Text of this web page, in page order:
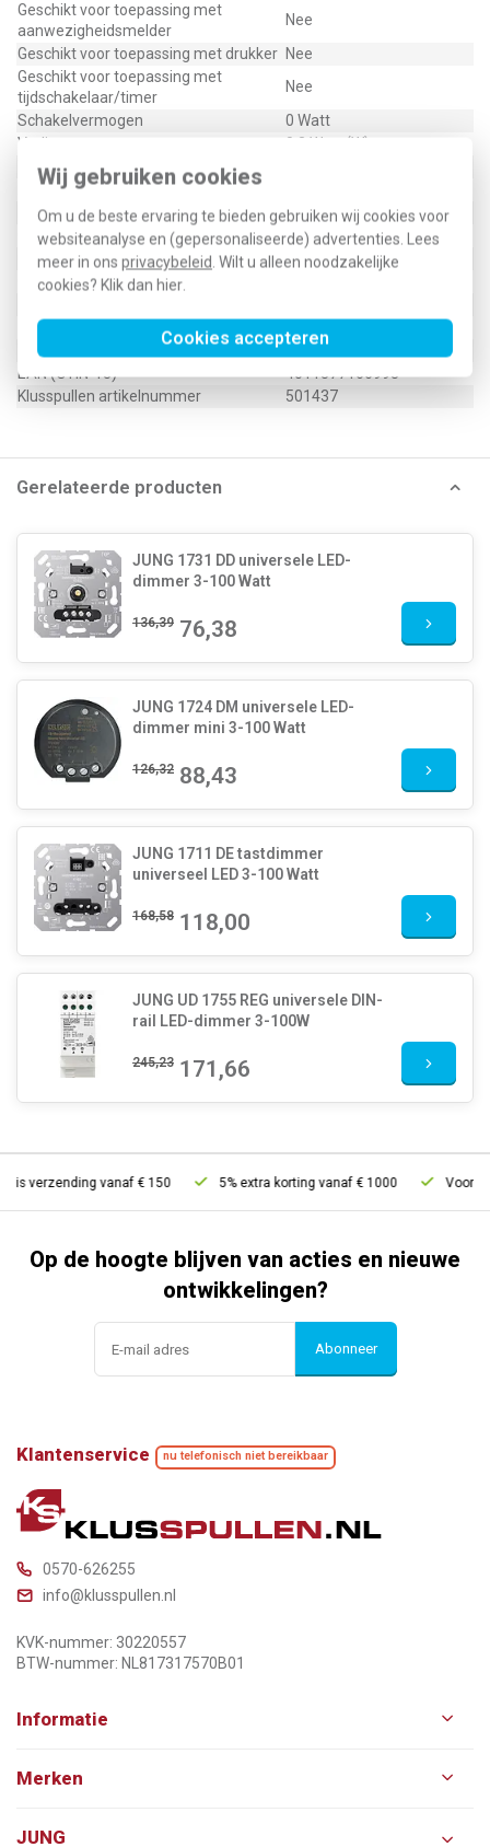
Wij gebruiken cookies
Om u de beste ervaring te bieden gebruiken wij cookies voor
websiteanalyse en (gepersonaliseerde) advertenties. Lees
meer in ons privacybeleid. Wilt u alleen noodzakelijke
cookies? Klik dan hier.
Cookies accepteren
Geschikt voor toepassing met
aanwezigheidsmelder
Nee
Geschikt voor toepassing met drukker Nee
Geschikt voor toepassing met
tijdschakelaar/timer
Nee
Schakelvermogen
0 Watt
Verliesvermogen
0,3 Watt (W)
Transparant
Met IFTTT ondersteuning
Min. diepte van de inbouwdoos
32 Millimeter (mm)
Compatible met Apple HomeKit
Nee
Compatible met Google Assistant
Nee
Compatible met Amazon Alexa
Type / SKU (MPN)
1733 DNE
EAN (GTIN-13)
4011377166998
Klusspullen artikelnummer
501437
Gerelateerde producten
JUNG 1731 DD universele LED-
dimmer 3-100 Watt
136,39 76,38
JUNG 1724 DM universele LED-
dimmer mini 3-100 Watt
126,32 88,43
JUNG 1711 DE tastdimmer
universeel LED 3-100 Watt
168,58 118,00
JUNG UD 1755 REG universele DIN-
rail LED-dimmer 3-100W
245,23 171,66
verzending vanaf € 150 5% extra korting vanaf € 1000 Voor 21u
Op de hoogte blijven van acties en nieuwe
ontwikkelingen?
Abonneer
Klantenservice nu telefonisch niet bereikbaar
0570-626255
info@klusspullen.nl
KVK-nummer: 30220557
BTW-nummer: NL817317570B01
Informatie
Merken
JUNG